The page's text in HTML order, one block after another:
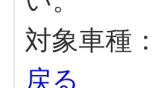
対象車種：
戻る